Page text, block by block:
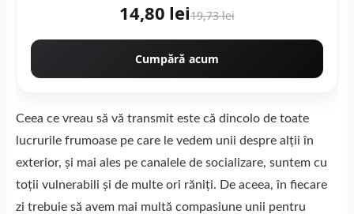
14,80 lei19,73 lei
Cumpără acum
Ceea ce vreau să vă transmit este că dincolo de toate
lucrurile frumoase pe care le vedem unii despre alții în
exterior, și mai ales pe canalele de socializare, suntem cu
toții vulnerabili și de multe ori răniți. De aceea, în fiecare
zi trebuie să avem mai multă compasiune unii pentru